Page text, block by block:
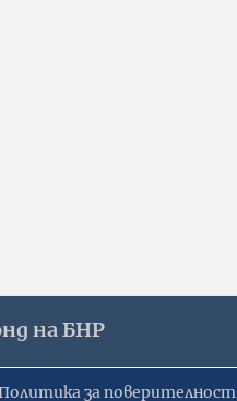
на БНР
за поверителност